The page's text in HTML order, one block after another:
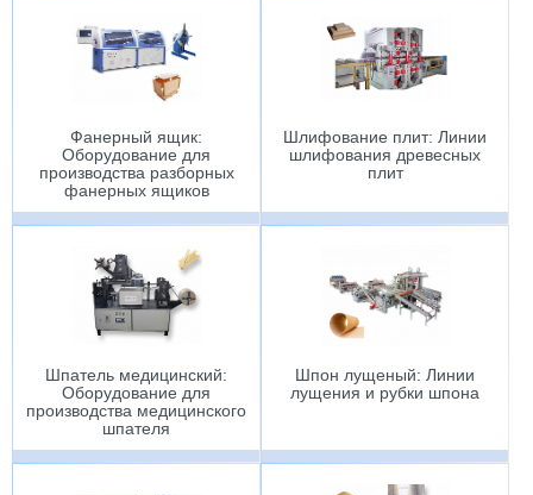
Фанерный ящик:
Оборудование для
производства разборных
фанерных ящиков
Шлифование плит: Линии
шлифования древесных
плит
Шпатель медицинский:
Оборудование для
производства медицинского
шпателя
Шпон лущеный: Линии
лущения и рубки шпона